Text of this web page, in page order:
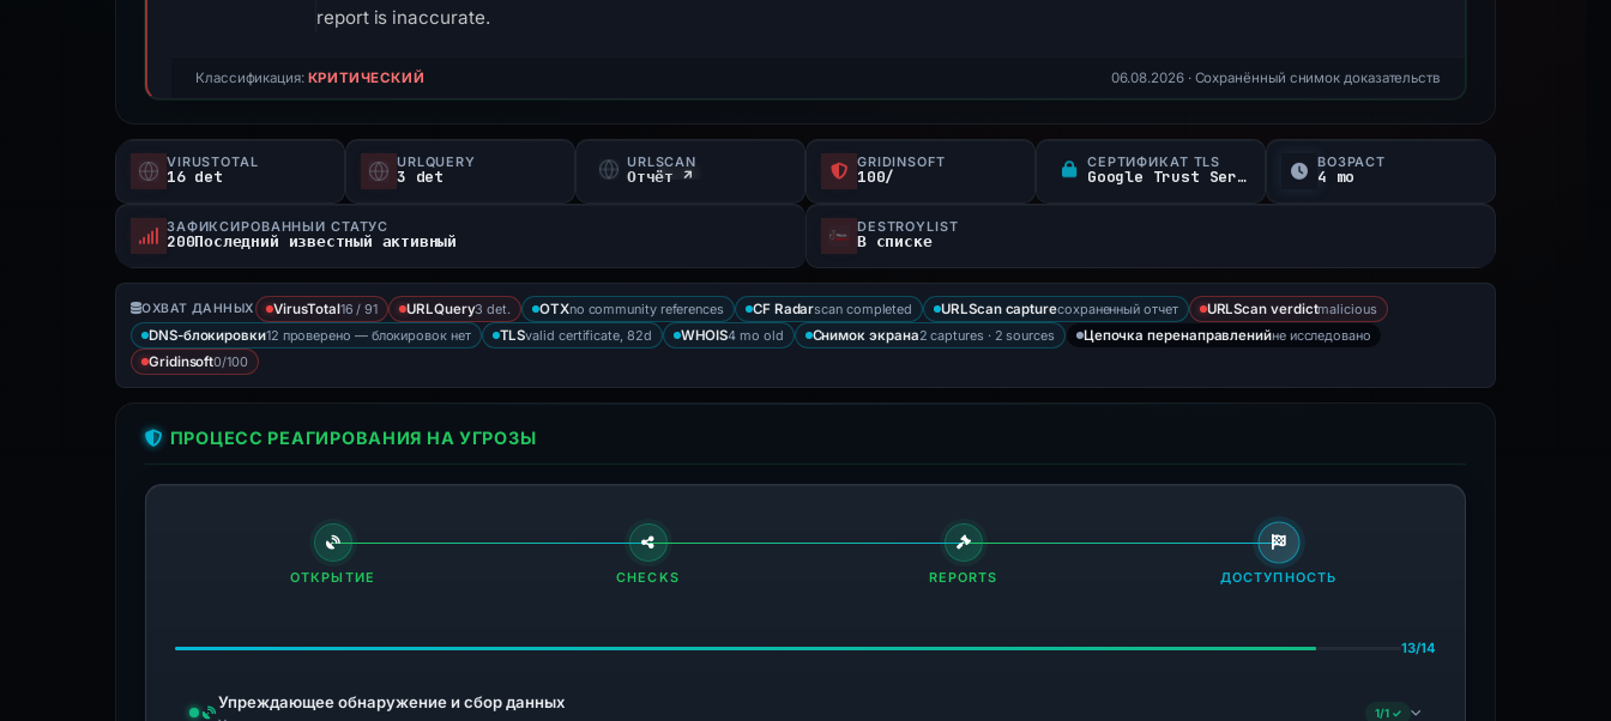
report is inaccurate.
Классификация: КРИТИЧЕСКИЙ 06.08.2026· Сохранённый снимок доказательств
VIRUSTOTAL
16 det
URLQUERY
3 det
URLSCAN
Отчёт ↗
GRIDINSOFT
100/
СЕРТИФИКАТ TLS
Google Trust Services
ВОЗРАСТ
4 mo
ЗАФИКСИРОВАННЫЙ СТАТУС
200Последний известный активный
DESTROYLIST
В списке
ОХВАТ ДАННЫХ VirusTotal16 / 91 URLQuery3 det. OTXno community references CF Radarscan completed URLScan captureсохраненный отчет URLScan verdictmalicious
DNS-блокировки12 проверено — блокировок нет TLSvalid certificate, 82d WHOIS4 mo old Снимок экрана2 captures · 2 sources Цепочка перенаправленийне исследовано
Gridinsoft0/100
ПРОЦЕСС РЕАГИРОВАНИЯ НА УГРОЗЫ
ОТКРЫТИЕ CHECKS REPORTS ДОСТУПНОСТЬ
13/14
Упреждающее обнаружение и сбор данных
1/1 ✓